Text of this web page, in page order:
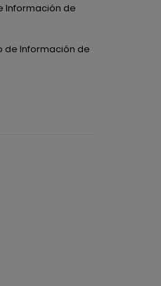
Información de
de Información de